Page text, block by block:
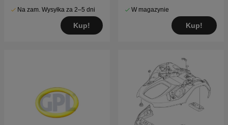
Na zam. Wysyłka za 2–5 dni
Kup!
W magazynie
Kup!